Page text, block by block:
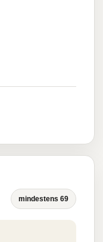
mindestens 69